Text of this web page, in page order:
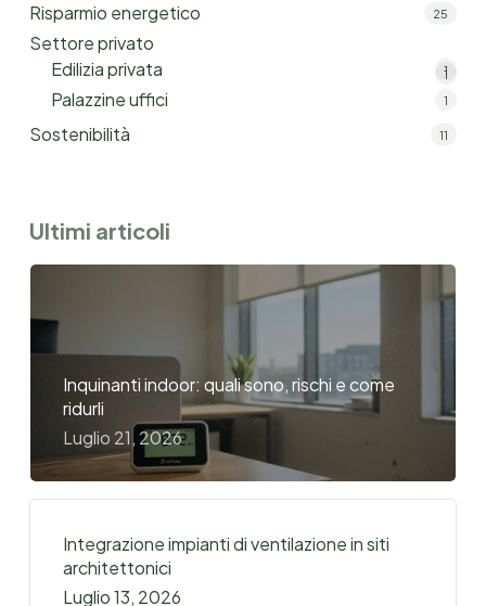
Risparmio energetico 25
Settore privato
1
Edilizia privata 1
Palazzine uffici 1
Sostenibilità 11
Ultimi articoli
Inquinanti indoor: quali sono, rischi e come
ridurli
Luglio 21, 2026
Integrazione impianti di ventilazione in siti
architettonici
Luglio 13, 2026